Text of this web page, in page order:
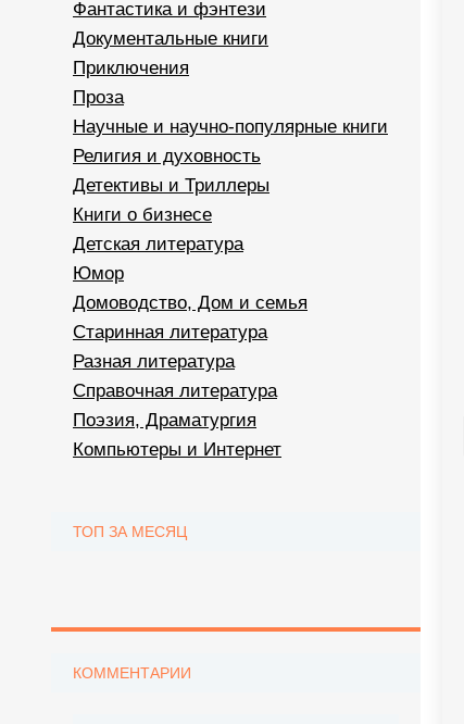
Фантастика и фэнтези
Документальные книги
Приключения
Проза
Научные и научно-популярные книги
Религия и духовность
Детективы и Триллеры
Книги о бизнесе
Детская литература
Юмор
Домоводство, Дом и семья
Старинная литература
Разная литература
Справочная литература
Поэзия, Драматургия
Компьютеры и Интернет
ТОП ЗА МЕСЯЦ
КОММЕНТАРИИ